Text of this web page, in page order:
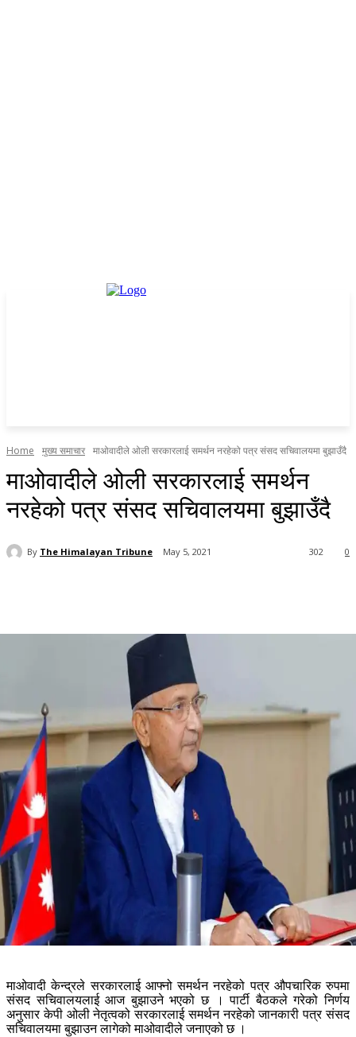
Home मुख्य समाचार माओवादीले ओली सरकारलाई समर्थन नरहेको पत्र संसद सचिवालयमा बुझाउँदै
माओवादीले ओली सरकारलाई समर्थन
नरहेको पत्र संसद सचिवालयमा बुझाउँदै
By The Himalayan Tribune May 5, 2021 0
302
माओवादी केन्द्रले सरकारलाई आफ्नो समर्थन नरहेको पत्र औपचारिक रुपमा
संसद सचिवालयलाई आज बुझाउने भएको छ । पार्टी बैठकले गरेको निर्णय
अनुसार केपी ओली नेतृत्वको सरकारलाई समर्थन नरहेको जानकारी पत्र संसद
सचिवालयमा बुझाउन लागेको माओवादीले जनाएको छ ।